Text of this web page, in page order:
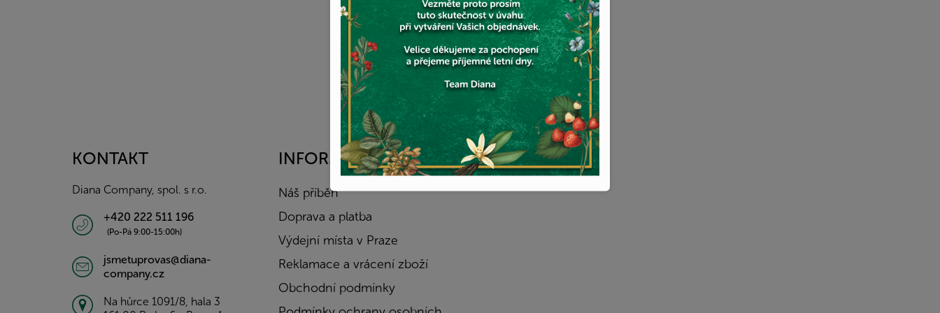
KONTAKT
Diana Company, spol. s r.o.
+420 222 511 196
(Po-Pá 9:00-15:00h)
jsmetuprovas@diana-
company.cz
Na hůrce 1091/8, hala 3
INFORMACE PRO VÁS
Náš příběh
Doprava a platba
Výdejní místa v Praze
Reklamace a vrácení zboží
Obchodní podmínky
FACEBOOK